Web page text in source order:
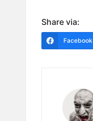
Share via:
Facebook